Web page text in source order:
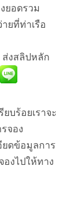
ยอดรวม
ยที่ท่าเรือ
ส่งสลิปหลัก
ยบร้อยเราจะ
จอง
ดข้อมูลการ
องไปให้ทาง